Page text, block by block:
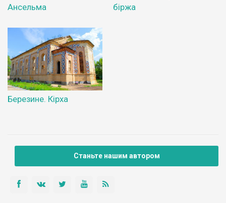
Ансельма
біржа
Березине. Кірха
Станьте нашим автором